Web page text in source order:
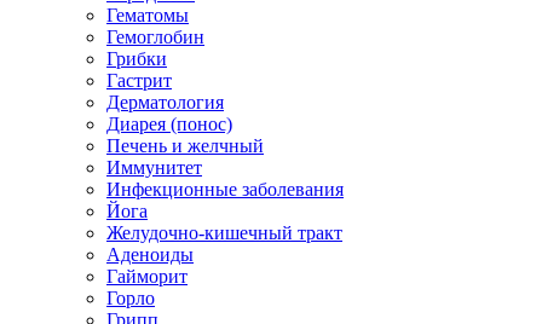
Гематомы
Гемоглобин
Грибки
Гастрит
Дерматология
Диарея (понос)
Печень и желчный
Иммунитет
Инфекционные заболевания
Йога
Желудочно-кишечный тракт
Аденоиды
Гайморит
Горло